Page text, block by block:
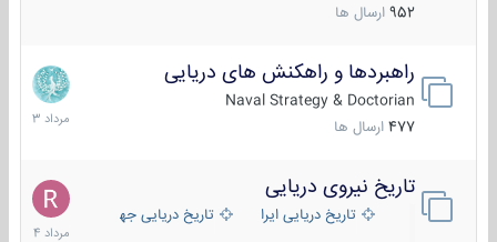
952 ارسال ها
راهبردها و راهکنش های دریایی
Naval Strategy & Doctorian
477 ارسال ها
2
مرداد
1403
تاریخ نیروی دریایی
تاریخ دریایی ایران تاریخ دریایی جهان
16
مرداد
1404